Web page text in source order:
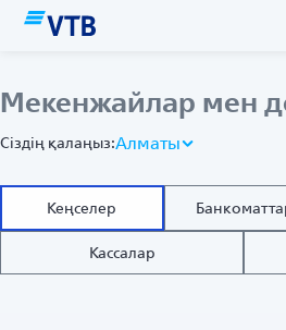
Мекенжайлар мен
Сіздің қалаңыз:Алматы
Кеңселер
Кассалар